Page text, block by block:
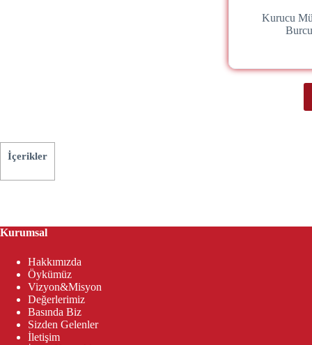
Kurucu
İçerikler
Kurumsal
Hakkımızda
Öykümüz
Vizyon&Misyon
Değerlerimiz
Basında Biz
Sizden Gelenler
İletişim